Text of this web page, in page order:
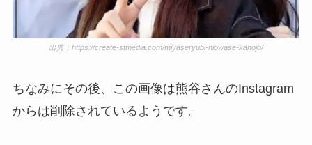
出典：https://create-stmedia.com/miyaseryubi-niowase-kanojo/
ちなみにその後、この画像は熊谷さんのInstagram
からは削除されているようです。